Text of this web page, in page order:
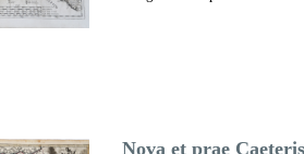
Nova et prae